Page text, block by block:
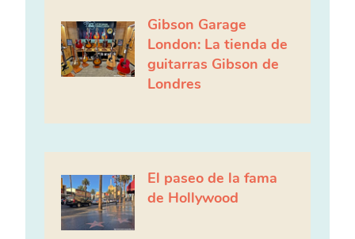
Gibson Garage
London: La tienda de
guitarras Gibson de
Londres
El paseo de la fama
de Hollywood